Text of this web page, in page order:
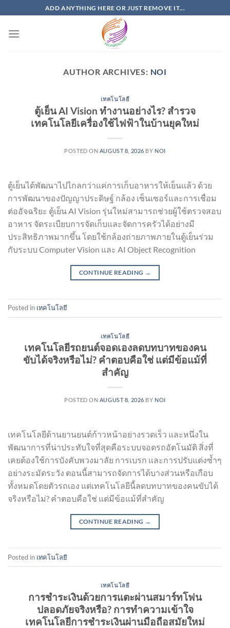
to
content
ADD ANYTHING HERE OR JUST REMOVE IT...
AUTHOR ARCHIVES: NOI
เทคโนโลยี
ตู้เย็น AI Vision ทำงานอย่างไร? สำรวจ
เทคโนโลยีเครื่องใช้ไฟฟ้าในบ้านยุคใหม่
POSTED ON AUGUST 8, 2026 BY NOI
ตู้เย็นได้พัฒนาไปไกลกว่าแค่การเก็บอาหารให้เย็นแล้ว ด้วย
การพัฒนาของปัญญาประดิษฐ์ กล้อง เซ็นเซอร์และการเชื่อม
ต่ออัจฉริยะ ตู้เย็น AI Vision รุ่นใหม่สามารถช่วยผู้ใช้ตรวจสอบ
อาหาร จัดระเบียบการจัดเก็บและจัดการครัวได้อย่างมี
ประสิทธิภาพมากขึ้น โดยใช้กล้องถ่ายภาพภายในตู้เย็นร่วม
กับระบบ Computer Vision และ AI Object Recognition
CONTINUE READING →
Posted in เทคโนโลยี
เทคโนโลยี
เทคโนโลยีรถยนต์จอดเองลดบทบาทของคน
ขับได้จริงหรือไม่? คำตอบคือใช่ แต่มีข้อแม้ที่
สำคัญ
POSTED ON AUGUST 8, 2026 BY NOI
เทคโนโลยีด้านยานยนต์ก้าวหน้าอย่างรวดเร็ว และหนึ่งใน
พัฒนาการที่น่าประทับใจที่สุดคือระบบจอดรถอัตโนมัติ สิ่งที่
เคยต้องใช้การบังคับพวงมาลัย การเบรก และการปรับแต่งซ้ำๆ
อย่างระมัดระวัง ตอนนี้สามารถจัดการได้บางส่วนหรือเกือบ
ทั้งหมดโดยตัวรถเอง แต่เทคโนโลยีนี้ลดบทบาทของคนขับได้
จริงหรือไม่? คำตอบคือใช่ แต่มีข้อแม้ที่สำคัญ
CONTINUE READING →
Posted in เทคโนโลยี
เทคโนโลยี
การชำระเงินด้วยการแตะผ่านสมาร์ทโฟน
ปลอดภัยจริงหรือ? การทำความเข้าใจ
เทคโนโลยีการชำระเงินผ่านมือถือสมัยใหม่